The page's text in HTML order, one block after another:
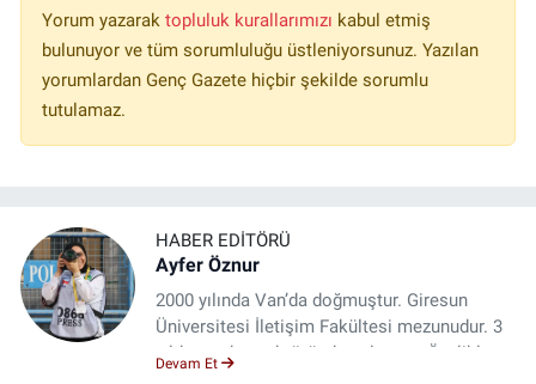
Yorum yazarak topluluk kurallarımızı kabul etmiş
bulunuyor ve tüm sorumluluğu üstleniyorsunuz. Yazılan
yorumlardan Genç Gazete hiçbir şekilde sorumlu
tutulamaz.
HABER EDITÖRÜ
Ayfer Öznur
2000 yılında Van’da doğmuştur. Giresun
Üniversitesi İletişim Fakültesi mezunudur. 3
yıldır medya sektöründe çalışıyor. Özelikle
Devam Et